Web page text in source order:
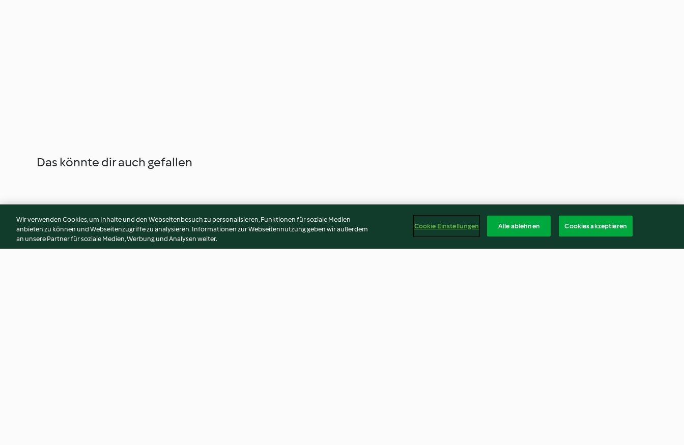
Das könnte dir auch gefallen
Wir verwenden Cookies, um Inhalte und den Webseitenbesuch zu personalisieren, Funktionen für soziale Medien
anbieten zu können und Webseitenzugriffe zu analysieren. Informationen zur Webseitennutzung geben wir außerdem
an unsere Partner für soziale Medien, Werbung und Analysen weiter.
Cookie Einstellungen Alle ablehnen Cookies akzeptieren